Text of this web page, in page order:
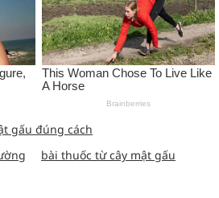
gấu đúng cách
bài thuốc từ cây mật gấu